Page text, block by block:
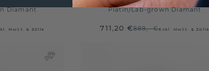
Diamant
MwSt. & Zölle
Platin/Lab-grown Diamant
711,20 €889,- €Exkl. MwSt. & Zölle